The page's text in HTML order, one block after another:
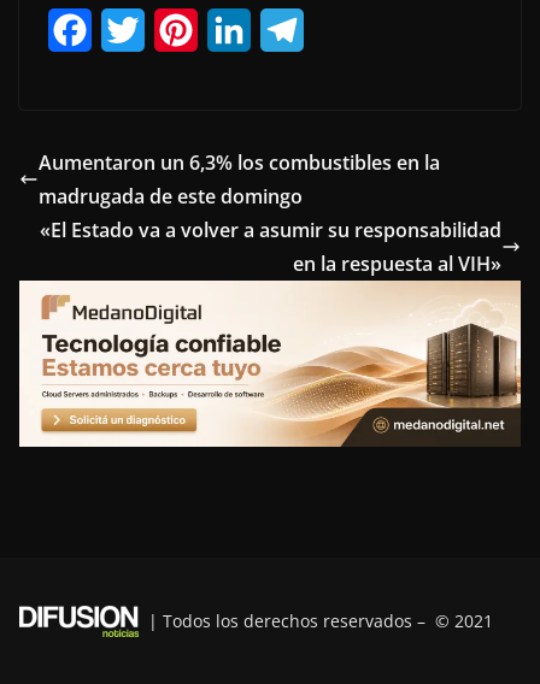
e
b
o
o
k
t
t
e
r
t
e
r
e
s
t
k
e
d
I
n
e
r
a
Aumentaron un 6,3% los combustibles en la
madrugada de este domingo
«El Estado va a volver a asumir su responsabilidad
en la respuesta al VIH»
| Todos los derechos reservados – © 2021